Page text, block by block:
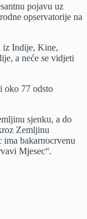
pojavu uz
opservatorije na
iz Indije, Kine,
a neće se vidjeti
oko 77 odsto
sjenku, a do
Zemljinu
ima bakarnocrvenu
Mjesec“.